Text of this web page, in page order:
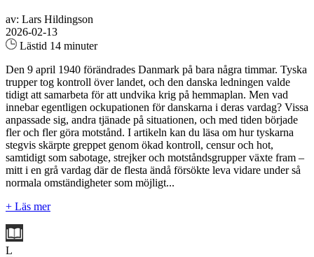
av: Lars Hildingson
2026-02-13
Lästid 14 minuter
Den 9 april 1940 förändrades Danmark på bara några timmar. Tyska
trupper tog kontroll över landet, och den danska ledningen valde
tidigt att samarbeta för att undvika krig på hemmaplan. Men vad
innebar egentligen ockupationen för danskarna i deras vardag? Vissa
anpassade sig, andra tjänade på situationen, och med tiden började
fler och fler göra motstånd. I artikeln kan du läsa om hur tyskarna
stegvis skärpte greppet genom ökad kontroll, censur och hot,
samtidigt som sabotage, strejker och motståndsgrupper växte fram –
mitt i en grå vardag där de flesta ändå försökte leva vidare under så
normala omständigheter som möjligt...
+ Läs mer
L